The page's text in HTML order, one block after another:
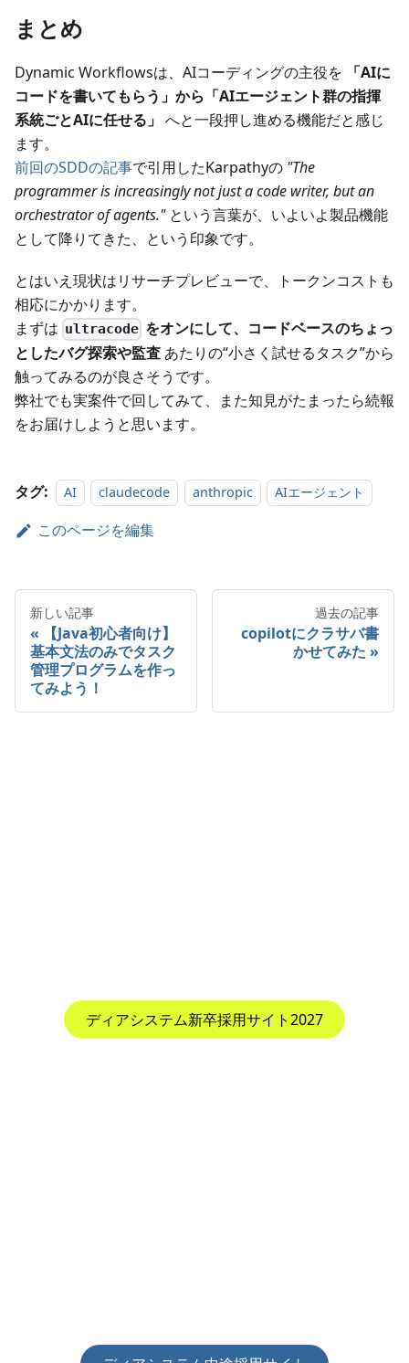
まとめ
Dynamic Workflowsは、AIコーディングの主役を
「AIに
コードを書いてもらう」から「AIエージェント群の指揮
系統ごとAIに任せる」 へと一段押し進める機能だと感じ
ます。
前回のSDDの記事で引用したKarpathyの "The
programmer is increasingly not just a code writer, but an
orchestrator of agents."という言葉が、いよいよ製品機能
として降りてきた、という印象です。
とはいえ現状はリサーチプレビューで、トークンコストも
相応にかかります。
まずは ultracode をオンにして、コードベースのちょっ
としたバグ探索や監査 あたりの“小さく試せるタスク”から
触ってみるのが良さそうです。
弊社でも実案件で回してみて、また知見がたまったら続報
をお届けしようと思います。
タグ: AI claudecode anthropic AIエージェント
このページを編集
新しい記事
【Java初心者向け】
基本文法のみでタスク
管理プログラムを作っ
てみよう！
過去の記事
copilotにクラサバ書
かせてみた
ディアシステム新卒採用サイト2027